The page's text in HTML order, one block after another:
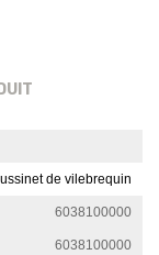
de vilebrequin
6038100000
6038100000